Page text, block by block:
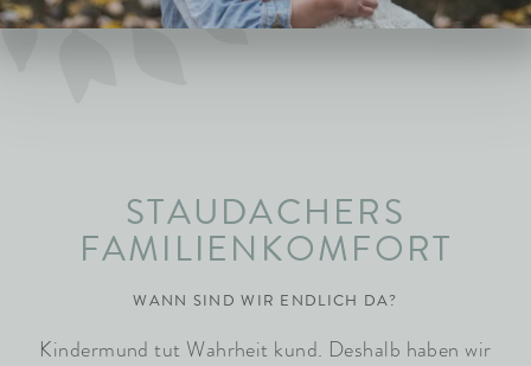
ARRANGEMENTS
STAUDACHERS
FAMILIENKOMFORT
WANN SIND WIR ENDLICH DA?
Kindermund tut Wahrheit kund. Deshalb haben wir